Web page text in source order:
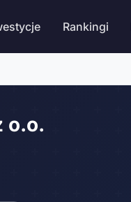
Rankingi
o.o.